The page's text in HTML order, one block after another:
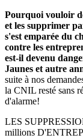
Pourquoi vouloir
et les supprimer
s'est emparée du
contre les
est-il devenu
Jaunes et autre
suite à nos
la CNIL resté sans
d'alarme!
LES
millions